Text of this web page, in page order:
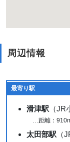
周辺情報
最寄り駅
滑津駅 （JR
…距離：
太田部駅 （